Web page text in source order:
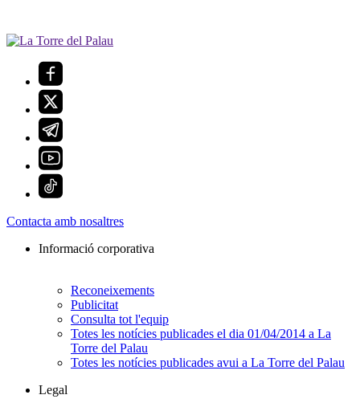
Contacta amb nosaltres
Informació corporativa
Reconeixements
Publicitat
Consulta tot l'equip
Totes les notícies publicades el dia 01/04/2014 a La
Torre del Palau
Totes les notícies publicades avui a La Torre del Palau
Legal